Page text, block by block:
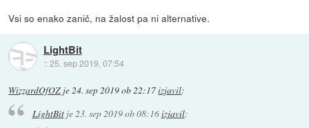
Vsi so enako zanič, na žalost pa ni alternative.
LightBit
::25. sep 2019, 07:54
WizzardOfOZ je24. sep 2019 ob 22:17izjavil:
LightBitje 23. sep 2019 ob 08:16izjavil: